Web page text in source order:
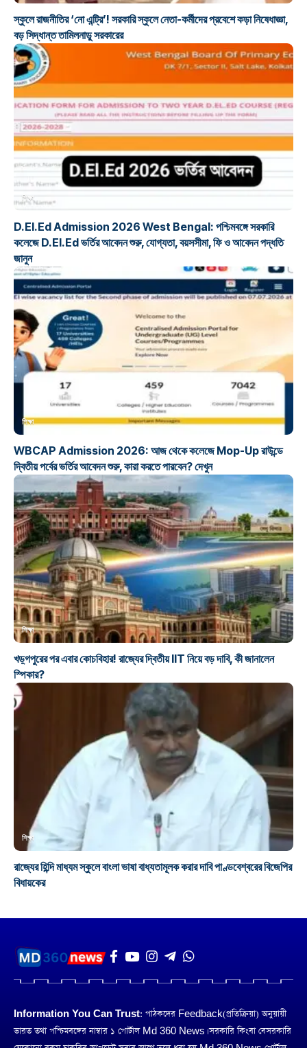
স্কুলে রাজনীতির ‘নো এন্ট্রি’! সরকারি স্কুলে নেতা-কর্মীদের প্রবেশে কড়া নিষেধাজ্ঞা,
বড় সিদ্ধান্ত তামিলনাড়ু সরকারের
শিক্ষা
D.El.Ed Admission 2026 West Bengal: পশ্চিমবঙ্গে সরকারি
কলেজে D.El.Ed ভর্তির আবেদন শুরু, যোগ্যতা, বয়সসীমা, ফি ও আবেদন পদ্ধতি
জানুন
শিক্ষা
WBCAP Admission 2026: আজ থেকে কলেজে Mop-Up রাউন্ডে
দ্বিতীয় পর্বের ভর্তির আবেদন শুরু, কারা করতে পারবেন? দেখুন
শিক্ষা
খড়্গপুরের পর এবার কোচবিহার! রাজ্যের দ্বিতীয় IIT নিয়ে বড় দাবি, কী জানালেন
স্পিকার?
শিক্ষা
রাজ্যের হিন্দি মাধ্যম স্কুলে বাংলা ভাষা বাধ্যতামূলক করার দাবি পাণ্ডবেশ্বরের বিজেপির
বিধায়কের
Information You Can Trust: পাঠকদের Feedback(প্রতিক্রিয়া) অনুয়ায়ী
ভারত তথা পশ্চিমবঙ্গের নাম্বার ১ পোর্টাল Md 360 News। সরকারি কিংবা বেসরকারি